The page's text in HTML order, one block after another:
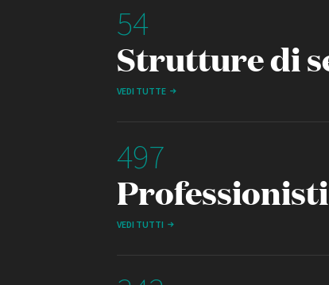
54
Strutture di
VEDI TUTTE
497
Professionisti
VEDI TUTTI